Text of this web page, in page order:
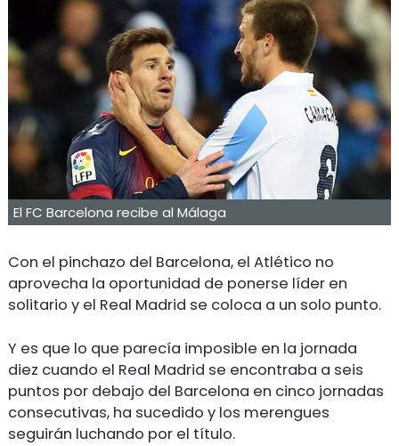
El FC Barcelona recibe al Málaga
Con el pinchazo del Barcelona, el Atlético no
aprovecha la oportunidad de ponerse líder en
solitario y el Real Madrid se coloca a un solo punto.
Y es que lo que parecía imposible en la jornada
diez cuando el Real Madrid se encontraba a seis
puntos por debajo del Barcelona en cinco jornadas
consecutivas, ha sucedido y los merengues
seguirán luchando por el título.